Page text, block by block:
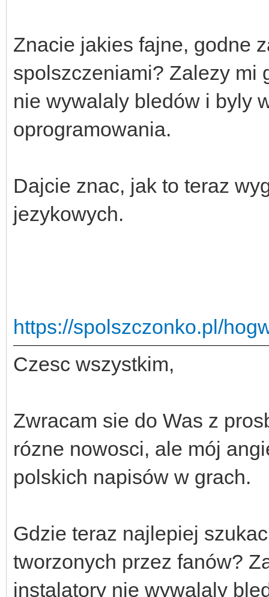
Znacie jakies fajne, godne
spolszczeniami? Zalezy mi
nie wywalaly bledów i byly
oprogramowania.
Dajcie znac, jak to teraz
jezykowych.
https://spolszczonko.pl/
Czesc wszystkim,
Zwracam sie do Was z
rózne nowosci, ale mój
polskich napisów w grach.
Gdzie teraz najlepiej
tworzonych przez fanów?
instalatory nie wywalaly